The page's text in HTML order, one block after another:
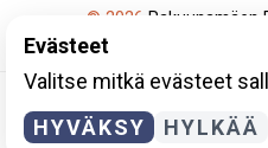
© 2026 Rakuunamäen
Evästeet
Valitse mitkä evästeet
HYVÄKSY
HYLKÄÄ